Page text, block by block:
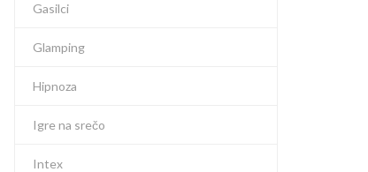
Gasilci
Glamping
Hipnoza
Igre na srečo
Intex